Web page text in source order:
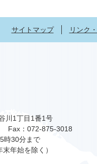
サイトマップ リンク
川1丁目1番1号
Fax：072-875-3018
時30分まで
年始を除く）